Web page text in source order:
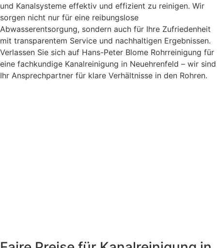
und Kanalsysteme effektiv und effizient zu reinigen. Wir
sorgen nicht nur für eine reibungslose
Abwasserentsorgung, sondern auch für Ihre Zufriedenheit
mit transparentem Service und nachhaltigen Ergebnissen.
Verlassen Sie sich auf Hans-Peter Blome Rohrreinigung für
eine fachkundige Kanalreinigung in Neuehrenfeld – wir sind
Ihr Ansprechpartner für klare Verhältnisse in den Rohren.